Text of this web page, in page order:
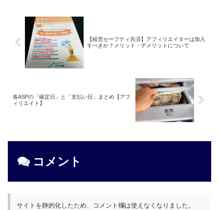
【経営セーフティ共済】アフィリエイターは加入
すべきか？メリット・デメリットについて
各ASPの「確定日」と「支払い日」まとめ【アフ
ィリエイト】
コメント
サイトを静的化したため、コメント欄は使えなくなりました。